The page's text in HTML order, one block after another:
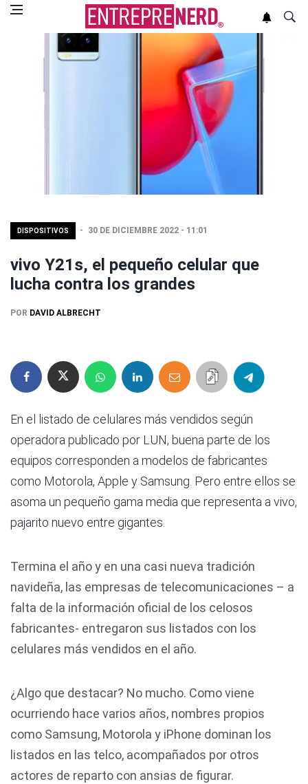
DISPOSITIVOS 30 DE DICIEMBRE 2022 - 11:01
vivo Y21s, el pequeño celular que
lucha contra los grandes
POR DAVID ALBRECHT
En el listado de celulares más vendidos según
operadora publicado por LUN, buena parte de los
equipos corresponden a modelos de fabricantes
como Motorola, Apple y Samsung. Pero entre ellos se
asoma un pequeño gama media que representa a vivo,
pajarito nuevo entre gigantes.
Termina el año y en una casi nueva tradición
navideña, las empresas de telecomunicaciones – a
falta de la información oficial de los celosos
fabricantes- entregaron sus listados con los
celulares más vendidos en el año.
¿Algo que destacar? No mucho. Como viene
ocurriendo hace varios años, nombres propios
como Samsung, Motorola y iPhone dominan los
listados en las telco, acompañados por otros
actores de reparto con ansias de figurar.